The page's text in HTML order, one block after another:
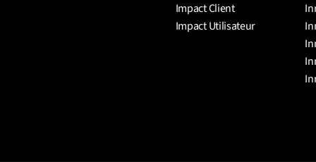
Impact Client
Impact Utilisateur